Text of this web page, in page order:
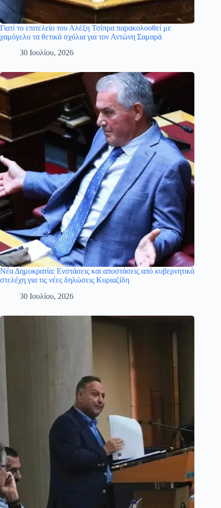
Γιατί το επιτελείο του Αλέξη Τσίπρα παρακολουθεί με
χαμόγελο τα θετικά σχόλια για τον Αντώνη Σαμαρά
30 Ιουλίου, 2026
Νέα Δημοκρατία: Ενστάσεις και αποστάσεις από κυβερνητικά
στελέχη για τις νέες δηλώσεις Κυριαζίδη
30 Ιουλίου, 2026